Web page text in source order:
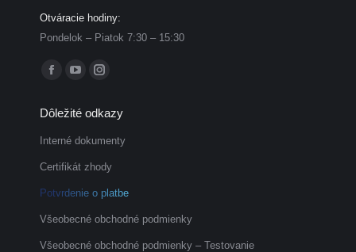
Otváracie hodiny:
Pondelok – Piatok 7:30 – 15:30
Find us on:
Facebook
opens
in
new
YouTube
opens
in
new
Instagram
opens
in
new
Dôležité odkazy
Interné dokumenty
Certifikát zhody
Potvrdenie o platbe
Všeobecné obchodné podmienky
Všeobecné obchodné podmienky – Testovanie